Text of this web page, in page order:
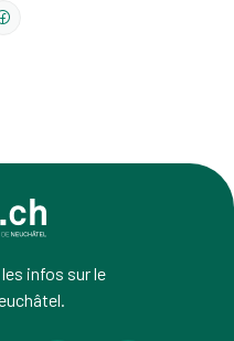
infos sur le